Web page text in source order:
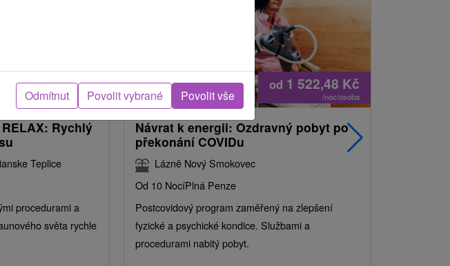
od2 279,48Kč
/noc/osoba
Rychlý
Teplice
procedurami a
světa rychle
od 1 522,48 Kč
/noc/osoba
Návrat k energii: Ozdravný pobyt po
překonání COVIDu
Lázně Nový Smokovec
Od 10 NocíPlná Penze
Postcovidový program zaměřený na zlepšení
fyzické a psychické kondice. Službami a
procedurami nabitý pobyt.
Odmítnut Povolit vybrané Povolit vše